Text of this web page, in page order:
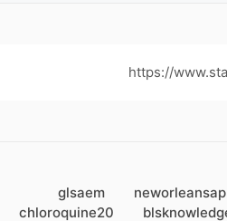
https://
glsaem
chloroquine20